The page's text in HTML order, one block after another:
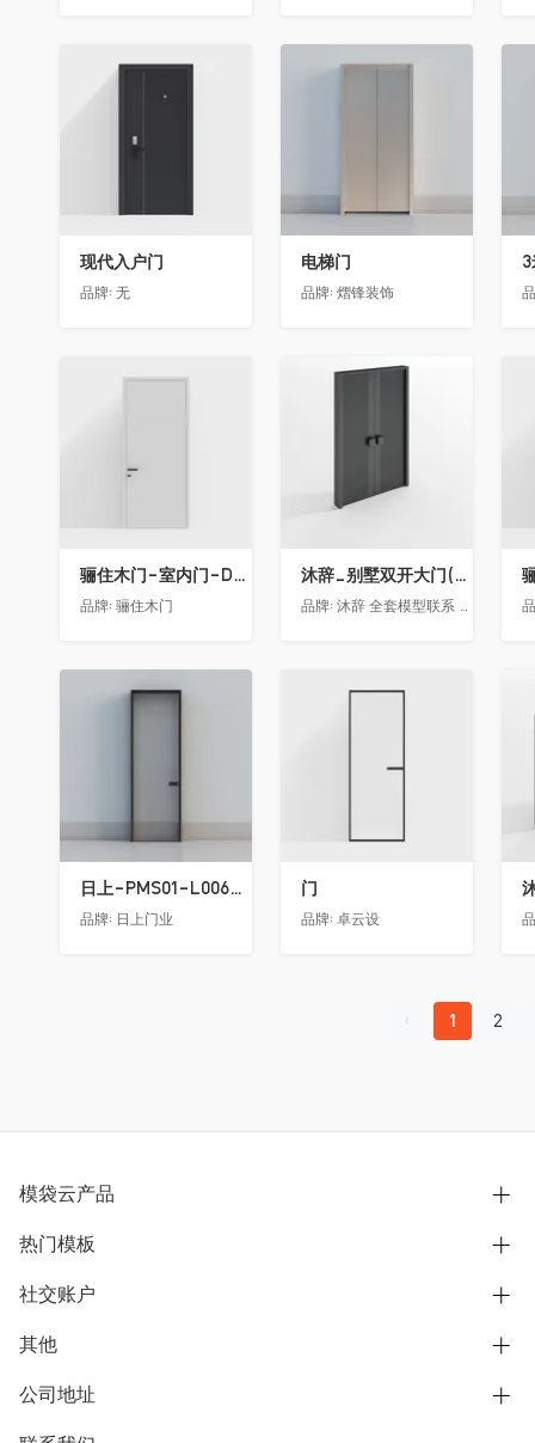
收藏
现代入户门
品牌: 无
收藏
电梯门
品牌: 熠锋装饰
骊住木门-室内门-DAA静音门-YY漆白色-方形把手
品牌: 骊住木门
沐辞_别墅双开大门(中型)(漏光加厚度)
品牌: 沐辞 全套模型联系 Vx:Muci0003
收藏
日上-PMS01-L006-金属窄边玻璃门
品牌: 日上门业
收藏
门
品牌: 卓云设
1 2
模袋云产品
别墅设计营销
模型协同展示分享
别墅社区
热门模板
欧式别墅
中式别墅
社交账户
B站
抖音
微信公众号
其他
用户服务协议
隐私政策
公司地址